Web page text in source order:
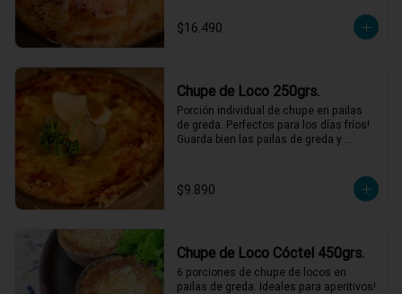
$16.490
Chupe de Loco 250grs.
Porción individual de chupe en pailas
de greda. Perfectos para los días fríos!
Guarda bien las pailas de greda y
$9.890
Chupe de Loco Cóctel 450grs.
6 porciones de chupe de locos en
pailas de greda. Ideales para aperitivos!